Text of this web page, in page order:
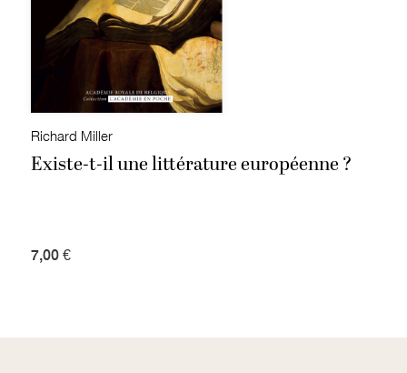
Richard Miller
Existe-t-il une littérature européenne ?
7,00 €